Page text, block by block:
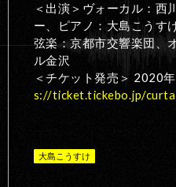
＜出演＞ヴォーカル：西
ー、ピアノ：大島こうす
弦楽：京都市交響楽団、
ル金沢
＜チケット発売＞
s://ticket.tickebo.jp/
大島こうすけ